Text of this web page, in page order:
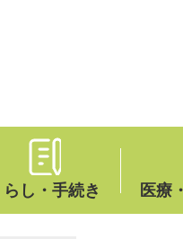
らし・手続き 医療